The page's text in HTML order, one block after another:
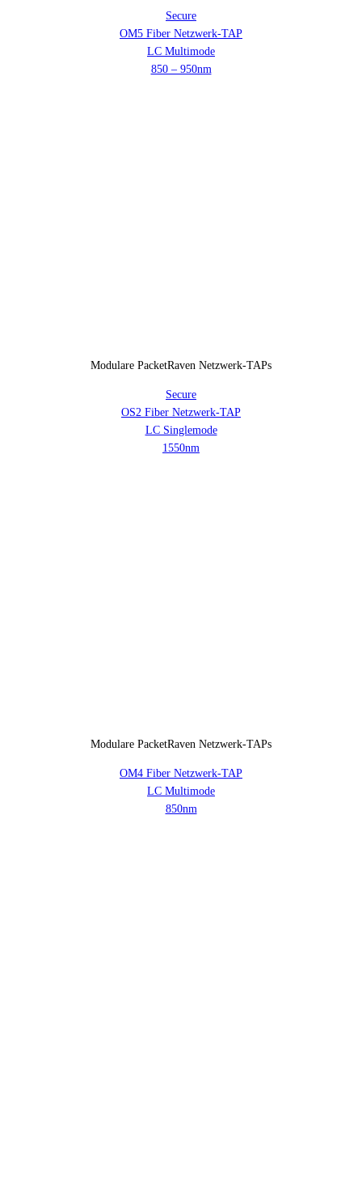
Secure
OM5 Fiber Netzwerk-TAP
LC Multimode
850 – 950nm
Modulare PacketRaven Netzwerk-TAPs
Secure
OS2 Fiber Netzwerk-TAP
LC Singlemode
1550nm
Modulare PacketRaven Netzwerk-TAPs
OM4 Fiber Netzwerk-TAP
LC Multimode
850nm